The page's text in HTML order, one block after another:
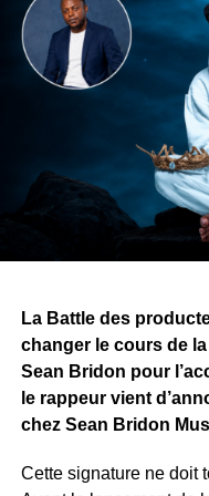
Le message porté par
par cette phrase : « Ce
nation, c’est la culture
Une autre idée
divisent les peuples,
et l’art peuvent les
Avec ce projet, Yvy
ne se limite pas à la
au public.
X
La Battle des
changer le cours de
Sean Bridon pour
le rappeur vient
chez Sean Bridon
Cette signature ne doit